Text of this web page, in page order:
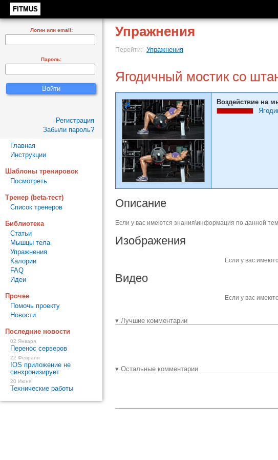
FITMUS
Упражнения
Перейти: Упражнения
Ягодичный мостик со
Воздействие на
Описание
Если у вас имеются знания\информация по данной
Изображения
Если у вас
Видео
Если у вас
▾ Лучшие комментарии
▾ Остальные комментарии
Логин или email:
Пароль:
Регистрация
Забыли пароль?
Главная
Инструкции
Шаблоны тренировок
Посмотреть
Тренер (beta-тест)
Список тренеров
Библиотека
Статьи
Мышцы тела
Упражнения
Калории
FAQ
Идеи
Прочее
Помочь проекту
Новости
Последние новости
02 Января
Перенос серверов
22 Февраля
IOS приложение не
синхронизирует
20 Июня
Технические работы